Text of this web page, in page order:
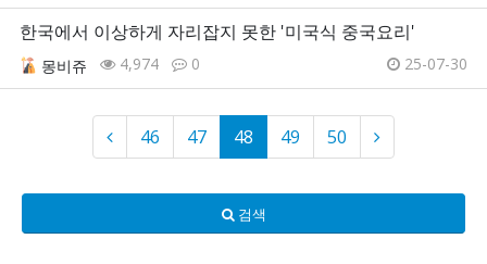
한국에서 이상하게 자리잡지 못한 '미국식 중국요리'
몽비쥬 4,974 0 25-07-30
46 47 48 49 50
검색